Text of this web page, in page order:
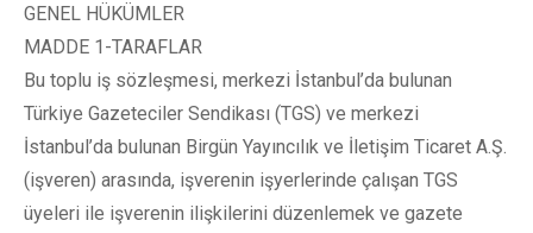
GENEL HÜKÜMLER
MADDE 1-TARAFLAR
Bu toplu iş sözleşmesi, merkezi İstanbul’da bulunan
Türkiye Gazeteciler Sendikası (TGS) ve merkezi
İstanbul’da bulunan Birgün Yayıncılık ve İletişim Ticaret A.Ş.
(işveren) arasında, işverenin işyerlerinde çalışan TGS
üyeleri ile işverenin ilişkilerini düzenlemek ve gazete